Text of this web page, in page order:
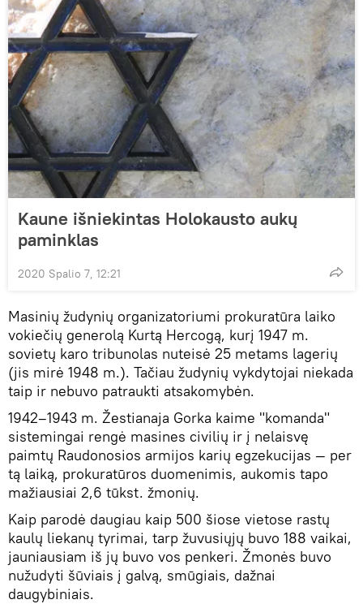
Kaune išniekintas Holokausto aukų
paminklas
2020 Spalio 7, 12:21
Masinių žudynių organizatoriumi prokuratūra laiko
vokiečių generolą Kurtą Hercogą, kurį 1947 m.
sovietų karo tribunolas nuteisė 25 metams lagerių
(jis mirė 1948 m.). Tačiau žudynių vykdytojai niekada
taip ir nebuvo patraukti atsakomybėn.
1942–1943 m. Žestianaja Gorka kaime "komanda"
sistemingai rengė masines civilių ir į nelaisvę
paimtų Raudonosios armijos karių egzekucijas — per
tą laiką, prokuratūros duomenimis, aukomis tapo
mažiausiai 2,6 tūkst. žmonių.
Kaip parodė daugiau kaip 500 šiose vietose rastų
kaulų liekanų tyrimai, tarp žuvusiųjų buvo 188 vaikai,
jauniausiam iš jų buvo vos penkeri. Žmonės buvo
nužudyti šūviais į galvą, smūgiais, dažnai
daugybiniais.